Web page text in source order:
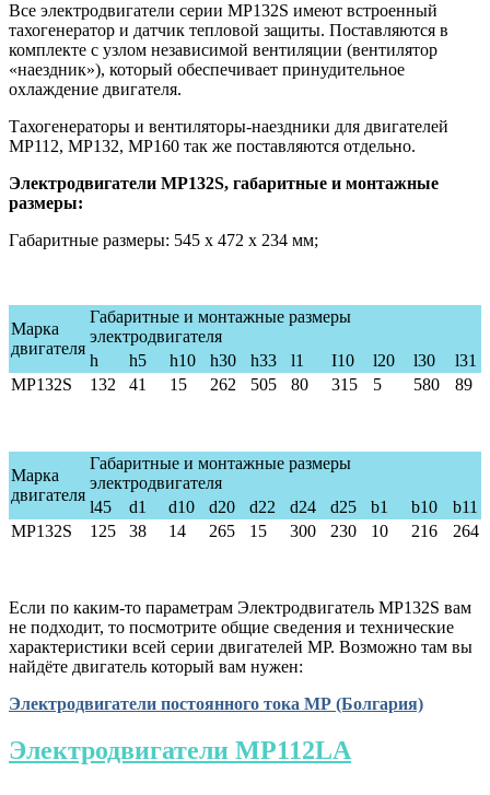
Все электродвигатели серии МР132S имеют встроенный
тахогенератор и датчик тепловой защиты. Поставляются в
комплекте с узлом независимой вентиляции (вентилятор
«наездник»), который обеспечивает принудительное
охлаждение двигателя.
Тахогенераторы и вентиляторы-наездники для двигателей
МР112, МР132, МР160 так же поставляются отдельно.
Электродвигатели МР132S, габаритные и монтажные
размеры:
Габаритные размеры: 545 х 472 х 234 мм;
Марка
двигателя
Габаритные и монтажные размеры
электродвигателя
h
h5 h10 h30 h33 l1 I10 l20 l30
l31
MP132S
132 41 15 262 505 80 315 5 580 89
Марка
двигателя
Габаритные и монтажные размеры
электродвигателя
l45
d1 d10 d20 d22 d24 d25 b1 b10
b11
MP132S
125 38 14 265 15 300 230 10 216 264
Если по каким-то параметрам Электродвигатель МР132S вам
не подходит, то посмотрите общие сведения и технические
характеристики всей серии двигателей МР. Возможно там вы
найдёте двигатель который вам нужен:
Электродвигатели постоянного тока МР (Болгария)
Электродвигатели МР112LA